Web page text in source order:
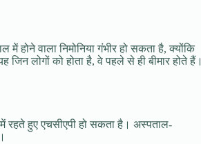
होने वाला निमोनिया गंभीर हो सकता है, क्योंकि
लोगों को होता है, वे पहले से ही बीमार होते हैं।
रहते हुए एचसीएपी हो सकता है। अस्पताल-